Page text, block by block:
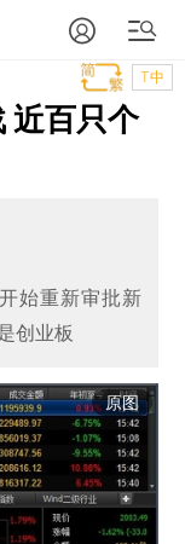
T中
近百只个
始重新审批新
创业板
原图